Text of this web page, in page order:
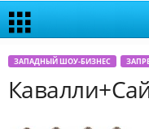
ЗАПАДНЫЙ ШОУ-БИЗНЕС